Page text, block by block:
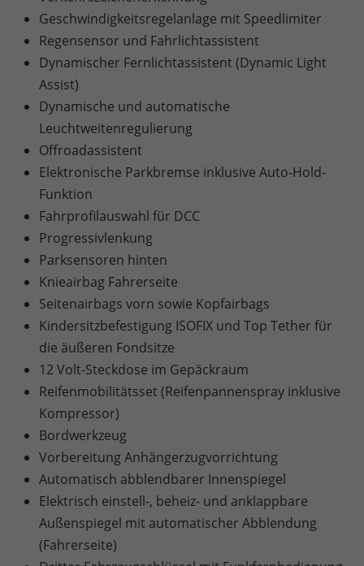
Geschwindigkeitsregelanlage mit Speedlimiter
Regensensor und Fahrlichtassistent
Dynamischer Fernlichtassistent (Dynamic Light
Assist)
Dynamische und automatische
Leuchtweitenregulierung
Offroadassistent
Elektronische Parkbremse inklusive Auto-Hold-
Funktion
Fahrprofilauswahl für DCC
Progressivlenkung
Parksensoren hinten
Knieairbag Fahrerseite
Seitenairbags vorn sowie Kopfairbags
Kindersitzbefestigung ISOFIX und Top Tether für
die äußeren Fondsitze
12 Volt-Steckdose im Gepäckraum
Reifenmobilitätsset (Reifenpannenspray inklusive
Kompressor)
Bordwerkzeug
Vorbereitung Anhängerzugvorrichtung
Automatisch abblendbarer Innenspiegel
Elektrisch einstell-, beheiz- und anklappbare
Außenspiegel mit automatischer Abblendung
(Fahrerseite)